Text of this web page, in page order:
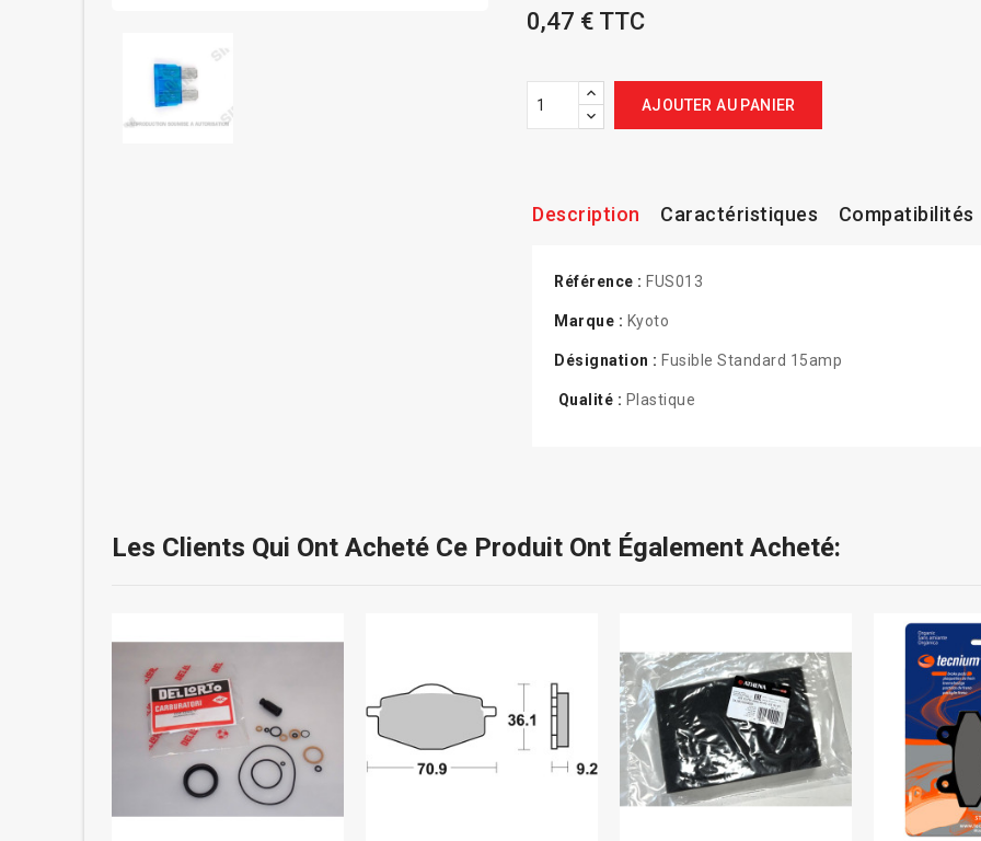
0,47 € TTC
AJOUTER AU PANIER
Description Caractéristiques Compatibilités
Référence : FUS013
Marque : Kyoto
Désignation : Fusible Standard 15amp
Qualité : Plastique
Les Clients Qui Ont Acheté Ce Produit Ont Également Acheté: